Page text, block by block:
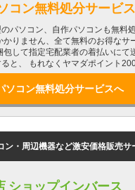
コン無料処分サービス
パソコン、自作パソコンも無料
かりません、全て無料のお得なサ
包して指定宅配業者の着払いにて
と、 もれなくヤマダポイント
ソコン無料処分サービスへ
ン・周辺機器など激安価格販売サ
ショップインバース